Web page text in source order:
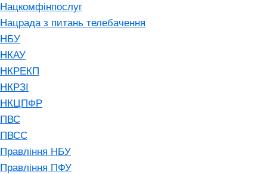
Нацкомфінпослуг
Нацрада з питань телебачення
НБУ
НКАУ
НКРЕКП
НКРЗІ
НКЦПФР
ПВС
ПВСС
Правління НБУ
Правління ПФУ